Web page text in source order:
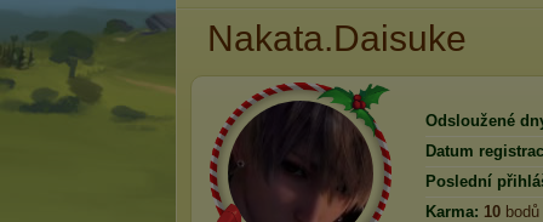
Nakata.Daisuke
Odsloužené
Datum
Poslední
Karma: 10 bodů